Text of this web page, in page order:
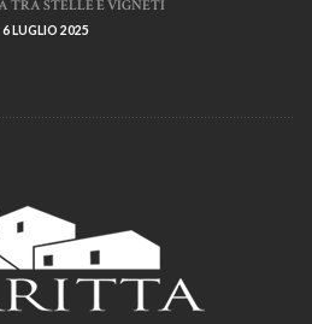
TRA STELLE E VIGNETI
6 LUGLIO 2025